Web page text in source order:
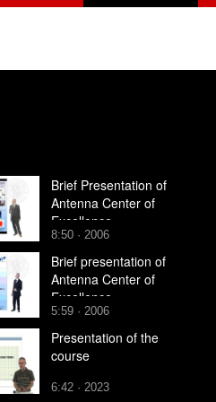
Brief Presentation of
Antenna Center of
Excellence
8:50 · 2006
Brief presentation of
Antenna Center of
Excellence
5:59 · 2006
Presentation of the
course
6:42 · 2023